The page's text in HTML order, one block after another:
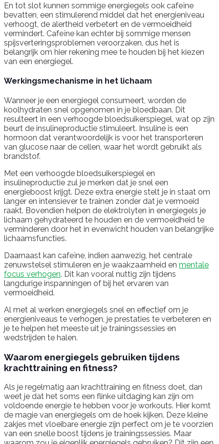
En tot slot kunnen sommige energiegels ook cafeïne
bevatten, een stimulerend middel dat het energieniveau
verhoogt, de alertheid verbetert en de vermoeidheid
vermindert. Cafeïne kan echter bij sommige mensen
spijsverteringsproblemen veroorzaken, dus het is
belangrijk om hier rekening mee te houden bij het kiezen
van een energiegel.
Werkingsmechanisme in het lichaam
Wanneer je een energiegel consumeert, worden de
koolhydraten snel opgenomen in je bloedbaan. Dit
resulteert in een verhoogde bloedsuikerspiegel, wat op zijn
beurt de insulineproductie stimuleert. Insuline is een
hormoon dat verantwoordelijk is voor het transporteren
van glucose naar de cellen, waar het wordt gebruikt als
brandstof.
Met een verhoogde bloedsuikerspiegel en
insulineproductie zul je merken dat je snel een
energieboost krijgt. Deze extra energie stelt je in staat om
langer en intensiever te trainen zonder dat je vermoeid
raakt. Bovendien helpen de elektrolyten in energiegels je
lichaam gehydrateerd te houden en de vermoeidheid te
verminderen door het in evenwicht houden van belangrijke
lichaamsfuncties.
Daarnaast kan cafeïne, indien aanwezig, het centrale
zenuwstelsel stimuleren en je waakzaamheid en mentale
focus verhogen. Dit kan vooral nuttig zijn tijdens
langdurige inspanningen of bij het ervaren van
vermoeidheid.
Al met al werken energiegels snel en effectief om je
energieniveaus te verhogen, je prestaties te verbeteren en
je te helpen het meeste uit je trainingssessies en
wedstrijden te halen.
Waarom energiegels gebruiken tijdens
krachttraining en fitness?
Als je regelmatig aan krachttraining en fitness doet, dan
weet je dat het soms een flinke uitdaging kan zijn om
voldoende energie te hebben voor je workouts. Hier komt
de magie van energiegels om de hoek kijken. Deze kleine
zakjes met vloeibare energie zijn perfect om je te voorzien
van een snelle boost tijdens je trainingssessies. Maar